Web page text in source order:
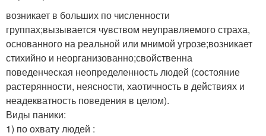
возникает в больших по численности
группах;вызывается чувством неуправляемого страха,
основанного на реальной или мнимой угрозе;возникает
стихийно и неорганизованно;свойственна
поведенческая неопределенность людей (состояние
растерянности, неясности, хаотичность в действиях и
неадекватность поведения в целом).
Виды паники:
1) по охвату людей :